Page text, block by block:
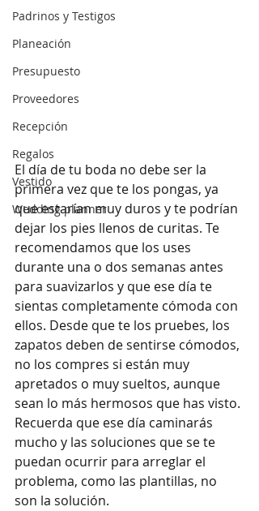
Padrinos y Testigos
Planeación
Presupuesto
Proveedores
Recepción
Regalos
Vestido
Wedding planner
El día de tu boda no debe ser la
primera vez que te los pongas, ya
que estarían muy duros y te podrían
dejar los pies llenos de curitas. Te
recomendamos que los uses
durante una o dos semanas antes
para suavizarlos y que ese día te
sientas completamente cómoda con
ellos. Desde que te los pruebes, los
zapatos deben de sentirse cómodos,
no los compres si están muy
apretados o muy sueltos, aunque
sean lo más hermosos que has visto.
Recuerda que ese día caminarás
mucho y las soluciones que se te
puedan ocurrir para arreglar el
problema, como las plantillas, no
son la solución.